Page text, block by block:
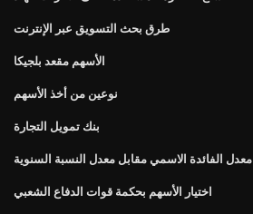
طرق بحث التسويق عبر الإنترنت
الأسهم مقعد بلجيكا
نوعين من أخذ الأسهم
بنك تمويل التجارة
معدل الفائدة الاسمي مقابل معدل النسبة السنوية
اختيار الأسهم بحكمة قوات الدفاع الشعبي